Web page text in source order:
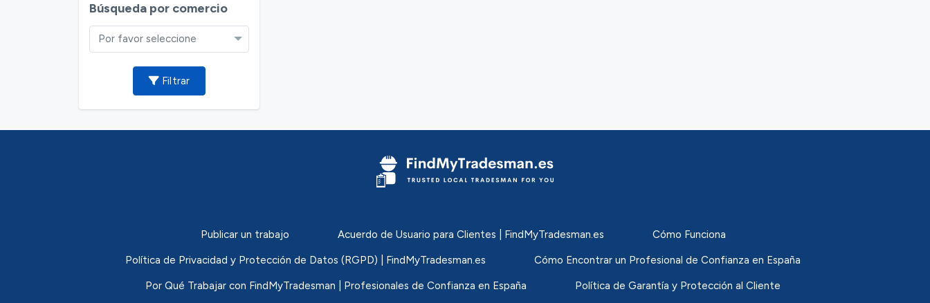
Búsqueda por comercio
Por favor seleccione
Filtrar
Publicar un trabajo Acuerdo de Usuario para Clientes | FindMyTradesman.es Cómo Funciona
Política de Privacidad y Protección de Datos (RGPD) | FindMyTradesman.es Cómo Encontrar un Profesional de Confianza en España
Por Qué Trabajar con FindMyTradesman | Profesionales de Confianza en España Política de Garantía y Protección al Cliente